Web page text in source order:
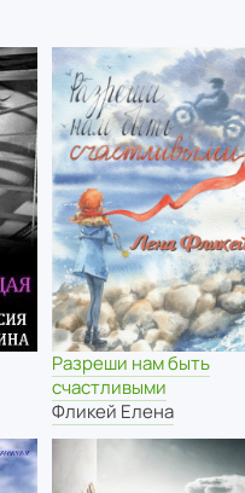
Разреши нам быть
счастливыми
Фликей Елена